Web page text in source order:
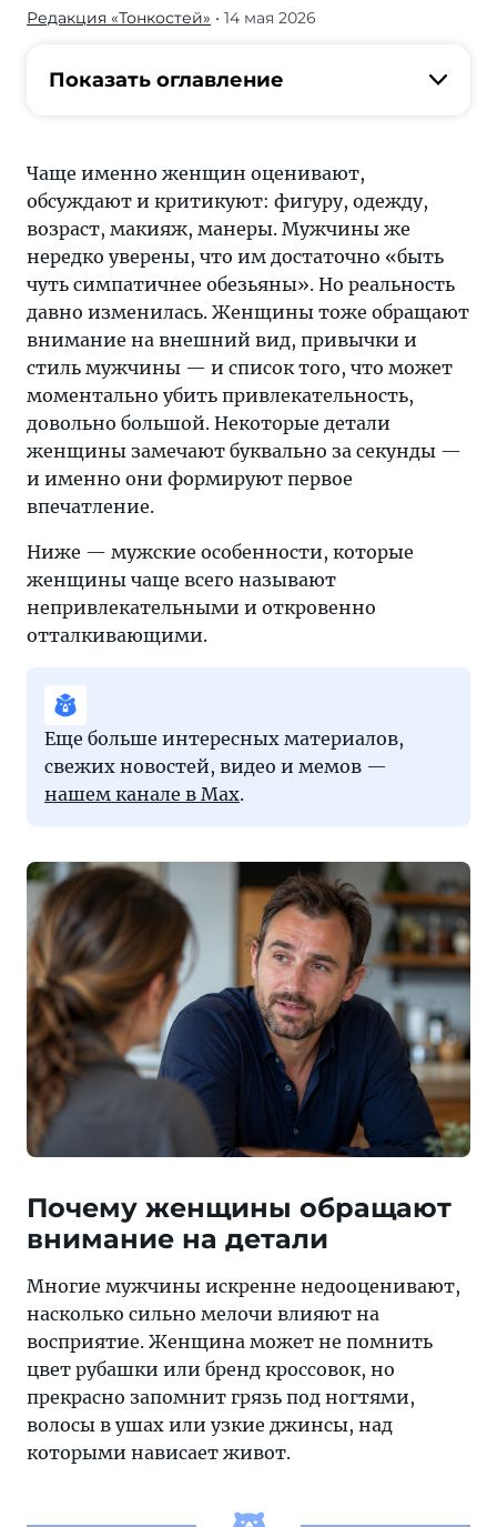
Какие
привычки
вида
чаще
всего
раздражают
женщин?
Рассказываем,
мужчин
женщины
считают
непривлекательными
Редакция «Тонкостей» • 14 мая 2026
Показать оглавление
Чаще именно женщин оценивают,
обсуждают и критикуют: фигуру, одежду,
возраст, макияж, манеры. Мужчины же
нередко уверены, что им достаточно «быть
чуть симпатичнее обезьяны». Но реальность
давно изменилась. Женщины тоже обращают
внимание на внешний вид, привычки и
стиль мужчины — и список того, что может
моментально убить привлекательность,
довольно большой. Некоторые детали
женщины замечают буквально за секунды —
и именно они формируют первое
впечатление.
Ниже — мужские особенности, которые
женщины чаще всего называют
непривлекательными и откровенно
отталкивающими.
Еще больше интересных материалов,
свежих новостей, видео и мемов —
нашем канале в Max.
Почему женщины обращают
внимание на детали
Многие мужчины искренне недооценивают,
насколько сильно мелочи влияют на
восприятие. Женщина может не помнить
цвет рубашки или бренд кроссовок, но
прекрасно запомнит грязь под ногтями,
волосы в ушах или узкие джинсы, над
которыми нависает живот.